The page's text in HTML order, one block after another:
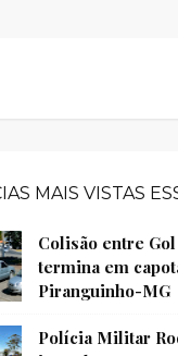
MAIS VISTAS
Colisão entre
termina em
Piranguinho-MG
Polícia Militar